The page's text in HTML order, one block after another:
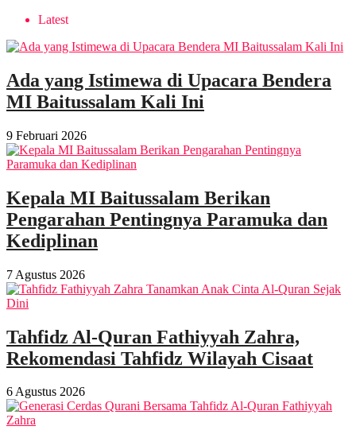
Latest
Ada yang Istimewa di Upacara Bendera
MI Baitussalam Kali Ini
9 Februari 2026
Kepala MI Baitussalam Berikan
Pengarahan Pentingnya Paramuka dan
Kediplinan
7 Agustus 2026
Tahfidz Al-Quran Fathiyyah Zahra,
Rekomendasi Tahfidz Wilayah Cisaat
6 Agustus 2026